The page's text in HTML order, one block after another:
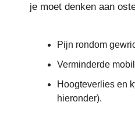
je moet denken aan
Pijn rondom
Verminderde
Hoogteverlies en
hieronder).